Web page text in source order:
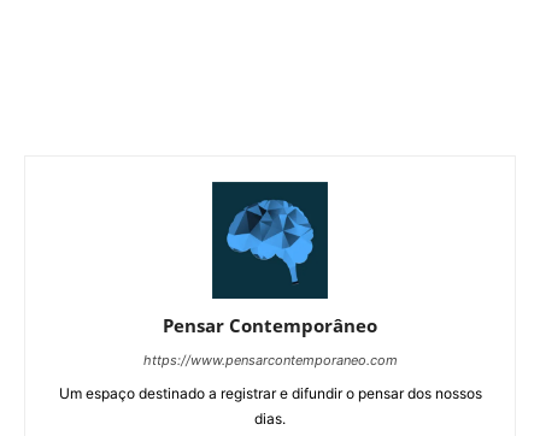
Pensar Contemporâneo
https://www.pensarcontemporaneo.com
Um espaço destinado a registrar e difundir o pensar dos nossos
dias.